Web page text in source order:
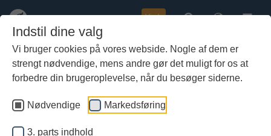
Indstil dine valg
Vi bruger cookies på vores webside. Nogle af dem er
strengt nødvendige, mens andre gør det muligt for os at
forbedre din brugeroplevelse, når du besøger siderne.
Nødvendige Markedsføring
3. parts indhold
indhold
Køb
Ny lokalplan vedtaget